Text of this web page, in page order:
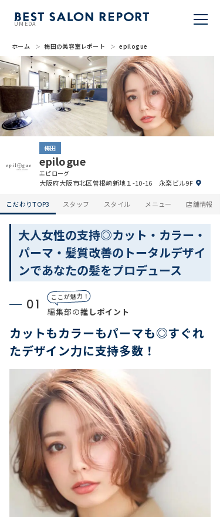
UMEDA
美容室を探す
BSR PRESS
BEST SALON REPORTとは
ライター
美容室を推薦する
掲載・取材依頼
ホーム 梅田の美容室レポート epilogue
梅田
epilogue
エピローグ
大阪府大阪市北区曽根崎新地１-10-16 永楽ビル9F
こだわりTOP3 スタッフ スタイル メニュー 店舗情報
大人女性の支持◎カット・カラー・
パーマ・髪質改善のトータルデザイ
ンであなたの髪をプロデュース
01
ここが魅力！
編集部の推しポイント
カットもカラーもパーマも◎すぐれ
たデザイン力に支持多数！